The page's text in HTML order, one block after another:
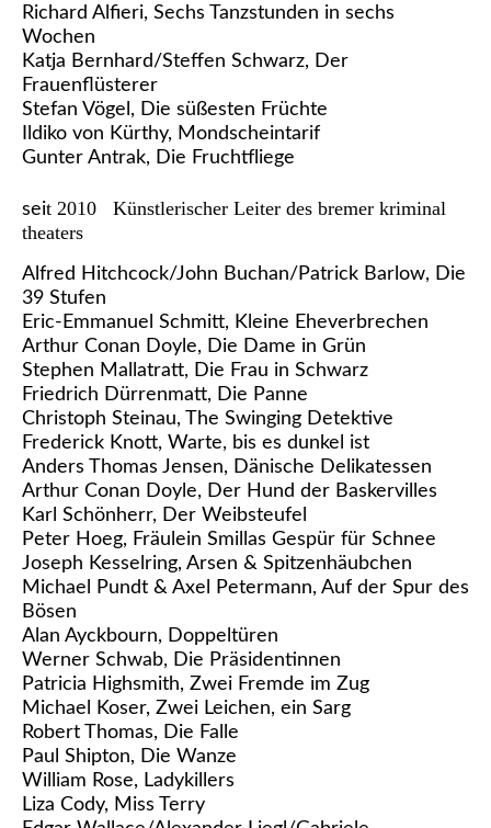
Richard Alfieri, Sechs Tanzstunden in sechs
Wochen
Katja Bernhard/Steffen Schwarz, Der
Frauenflüsterer
Stefan Vögel, Die süßesten Früchte
Ildiko von Kürthy, Mondscheintarif
Gunter Antrak, Die Fruchtfliege
seit 2010 Künstlerischer Leiter des bremer kriminal
theaters
Alfred Hitchcock/John Buchan/Patrick Barlow, Die
39 Stufen
Eric-Emmanuel Schmitt, Kleine Eheverbrechen
Arthur Conan Doyle, Die Dame in Grün
Stephen Mallatratt, Die Frau in Schwarz
Friedrich Dürrenmatt, Die Panne
Christoph Steinau, The Swinging Detektive
Frederick Knott, Warte, bis es dunkel ist
Anders Thomas Jensen, Dänische Delikatessen
Arthur Conan Doyle, Der Hund der Baskervilles
Karl Schönherr, Der Weibsteufel
Peter Hoeg, Fräulein Smillas Gespür für Schnee
Joseph Kesselring, Arsen & Spitzenhäubchen
Michael Pundt & Axel Petermann, Auf der Spur des
Bösen
Alan Ayckbourn, Doppeltüren
Werner Schwab, Die Präsidentinnen
Patricia Highsmith, Zwei Fremde im Zug
Michael Koser, Zwei Leichen, ein Sarg
Robert Thomas, Die Falle
Paul Shipton, Die Wanze
William Rose, Ladykillers
Liza Cody, Miss Terry